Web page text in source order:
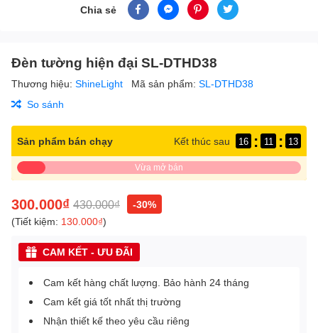
Chia sẻ
Đèn tường hiện đại SL-DTHD38
Thương hiệu: ShineLight Mã sản phẩm: SL-DTHD38
So sánh
Sản phẩm bán chạy Kết thúc sau 16 : 11 : 13
Vừa mở bán
300.000₫ 430.000₫
-30%
(Tiết kiệm: 130.000₫)
CAM KẾT - ƯU ĐÃI
Cam kết hàng chất lượng. Bảo hành 24 tháng
Cam kết giá tốt nhất thị trường
Nhận thiết kế theo yêu cầu riêng